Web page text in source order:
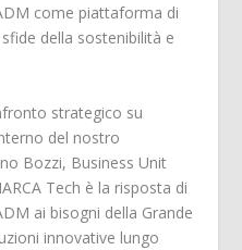
come piattaforma di
della sostenibilità e
strategico su
del nostro
Bozzi, Business Unit
Tech è la risposta di
ai bisogni della Grande
innovative lungo